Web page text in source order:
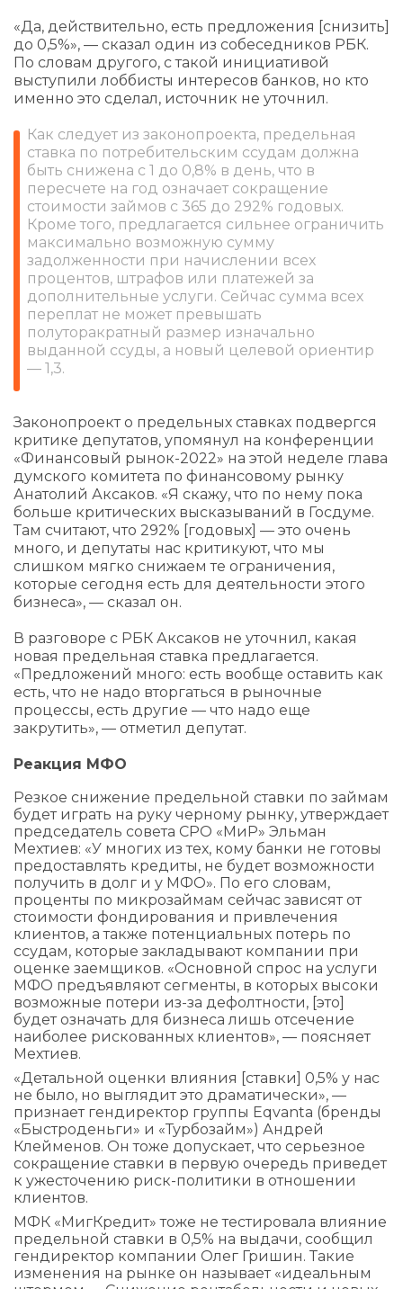
«Да, действительно, есть предложения [снизить]
до 0,5%», — сказал один из собеседников РБК.
По словам другого, с такой инициативой
выступили лоббисты интересов банков, но кто
именно это сделал, источник не уточнил.
Как следует из законопроекта, предельная
ставка по потребительским ссудам должна
быть снижена с 1 до 0,8% в день, что в
пересчете на год означает сокращение
стоимости займов с 365 до 292% годовых.
Кроме того, предлагается сильнее ограничить
максимально возможную сумму
задолженности при начислении всех
процентов, штрафов или платежей за
дополнительные услуги. Сейчас сумма всех
переплат не может превышать
полуторакратный размер изначально
выданной ссуды, а новый целевой ориентир
— 1,3.
Законопроект о предельных ставках подвергся
критике депутатов, упомянул на конференции
«Финансовый рынок-2022» на этой неделе глава
думского комитета по финансовому рынку
Анатолий Аксаков. «Я скажу, что по нему пока
больше критических высказываний в Госдуме.
Там считают, что 292% [годовых] — это очень
много, и депутаты нас критикуют, что мы
слишком мягко снижаем те ограничения,
которые сегодня есть для деятельности этого
бизнеса», — сказал он.
В разговоре с РБК Аксаков не уточнил, какая
новая предельная ставка предлагается.
«Предложений много: есть вообще оставить как
есть, что не надо вторгаться в рыночные
процессы, есть другие — что надо еще
закрутить», — отметил депутат.
Реакция МФО
Резкое снижение предельной ставки по займам
будет играть на руку черному рынку, утверждает
председатель совета СРО «МиР» Эльман
Мехтиев: «У многих из тех, кому банки не готовы
предоставлять кредиты, не будет возможности
получить в долг и у МФО». По его словам,
проценты по микрозаймам сейчас зависят от
стоимости фондирования и привлечения
клиентов, а также потенциальных потерь по
ссудам, которые закладывают компании при
оценке заемщиков. «Основной спрос на услуги
МФО предъявляют сегменты, в которых высоки
возможные потери из-за дефолтности, [это]
будет означать для бизнеса лишь отсечение
наиболее рискованных клиентов», — поясняет
Мехтиев.
«Детальной оценки влияния [ставки] 0,5% у нас
не было, но выглядит это драматически», —
признает гендиректор группы Eqvanta (бренды
«Быстроденьги» и «Турбозайм») Андрей
Клейменов. Он тоже допускает, что серьезное
сокращение ставки в первую очередь приведет
к ужесточению риск-политики в отношении
клиентов.
МФК «МигКредит» тоже не тестировала влияние
предельной ставки в 0,5% на выдачи, сообщил
гендиректор компании Олег Гришин. Такие
изменения на рынке он называет «идеальным